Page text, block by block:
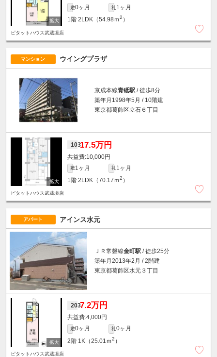
敷0ヶ月 礼1ヶ月
1階 2LDK（54.98ｍ2 ）
ピタットハウス武蔵境店
マンション ウイングプラザ
京成本線青砥駅 / 徒歩8分
築年月1998年5月 / 10階建
東京都葛飾区立石６丁目
10317.5万円
10,000円
敷1ヶ月 礼1ヶ月
1階 2LDK（70.17ｍ2 ）
ピタットハウス武蔵境店
アパート アインス水元
ＪＲ常磐線金町駅 / 徒歩25分
築年月2013年2月 / 2階建
東京都葛飾区水元３丁目
2037.2万円
4,000円
敷0ヶ月 礼0ヶ月
2階 1K（25.01ｍ2 ）
ピタットハウス武蔵境店